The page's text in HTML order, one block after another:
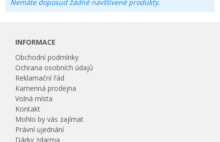
Nemáte doposud žádné navštívené produkty.
INFORMACE
Obchodní podmínky
Ochrana osobních údajů
Reklamační řád
Kamenná prodejna
Volná místa
Kontakt
Mohlo by vás zajímat
Právní ujednání
Dárky zdarma